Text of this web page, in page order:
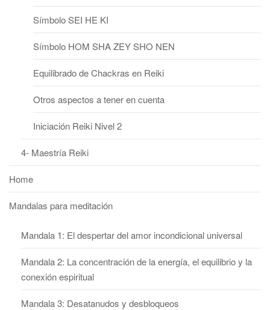
Símbolo SEI HE KI
Símbolo HOM SHA ZEY SHO NEN
Equilibrado de Chackras en Reiki
Otros aspectos a tener en cuenta
Iniciación Reiki Nivel 2
4- Maestría Reiki
Home
Mandalas para meditación
Mandala 1: El despertar del amor incondicional universal
Mandala 2: La concentración de la energía, el equilibrio y la
conexión espiritual
Mandala 3: Desatanudos y desbloqueos